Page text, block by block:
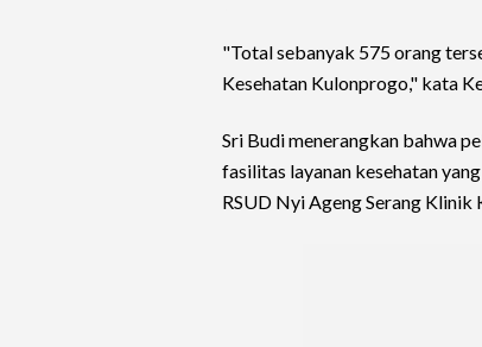
"Total sebanyak 575 orang
Kesehatan Kulonprogo," kata
Sri Budi menerangkan bahwa
fasilitas layanan kesehatan
RSUD Nyi Ageng Serang Klinik